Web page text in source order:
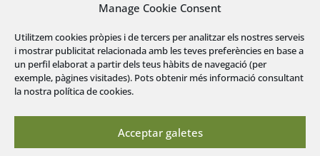
Manage Cookie Consent
Utilitzem cookies pròpies i de tercers per analitzar els nostres serveis
i mostrar publicitat relacionada amb les teves preferències en base a
un perfil elaborat a partir dels teus hàbits de navegació (per
exemple, pàgines visitades). Pots obtenir més informació consultant
la nostra política de cookies.
Acceptar galetes
17 18 19 20 21 22 23
24 25 26
« jul.